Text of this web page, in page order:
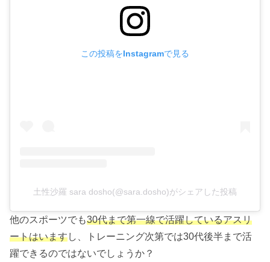
この投稿をInstagramで見る
土性沙羅 sara dosho(@sara.dosho)がシェアした投稿
他のスポーツでも30代まで第一線で活躍しているアスリ
ートはいますし、トレーニング次第では30代後半まで活
躍できるのではないでしょうか？